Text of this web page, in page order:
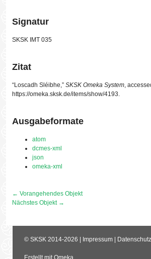
Signatur
SKSK IMT 035
Zitat
“Loscadh Sléibhe,” SKSK Omeka System,
https://omeka.sksk.de/items/show/4193.
Ausgabeformate
atom
dcmes-xml
json
omeka-xml
← Vorangehendes Objekt
Nächstes Objekt →
©SKSK 2014-2026 | Impressum